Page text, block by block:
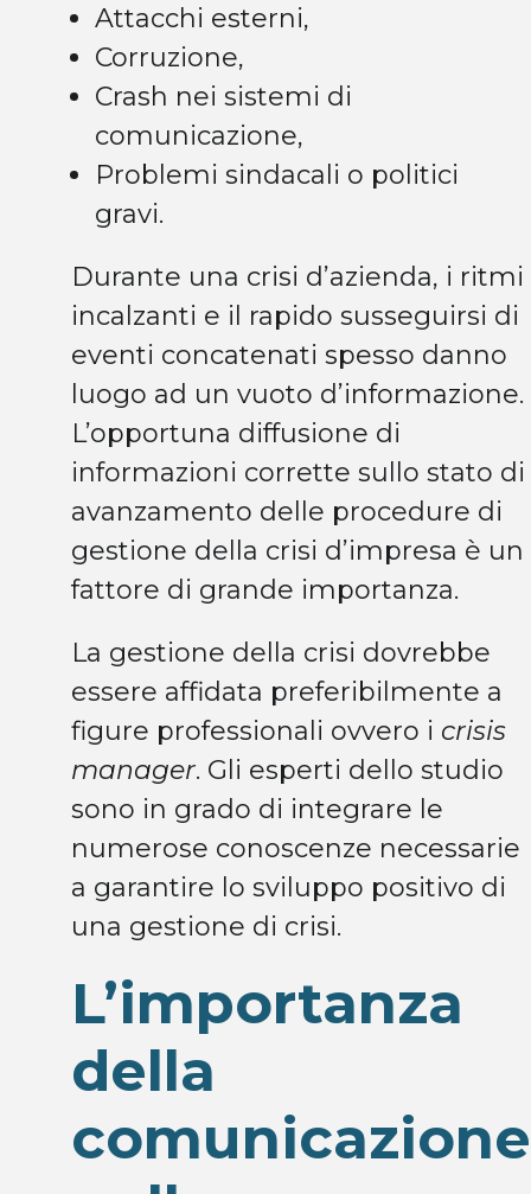
Attacchi esterni,
Corruzione,
Crash nei sistemi di
comunicazione,
Problemi sindacali o politici
gravi.
Durante una crisi d’azienda, i ritmi
incalzanti e il rapido susseguirsi di
eventi concatenati spesso danno
luogo ad un vuoto d’informazione.
L’opportuna diffusione di
informazioni corrette sullo stato di
avanzamento delle procedure di
gestione della crisi d’impresa è un
fattore di grande importanza.
La gestione della crisi dovrebbe
essere affidata preferibilmente a
figure professionali ovvero i crisis
manager. Gli esperti dello studio
sono in grado di integrare le
numerose conoscenze necessarie
a garantire lo sviluppo positivo di
una gestione di crisi.
L’importanza
della
comunicazione